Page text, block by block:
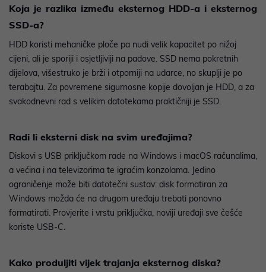
Koja je razlika između eksternog HDD-a i eksternog
SSD-a?
HDD koristi mehaničke ploče pa nudi velik kapacitet po nižoj
cijeni, ali je sporiji i osjetljiviji na padove. SSD nema pokretnih
dijelova, višestruko je brži i otporniji na udarce, no skuplji je po
terabajtu. Za povremene sigurnosne kopije dovoljan je HDD, a za
svakodnevni rad s velikim datotekama praktičniji je SSD.
Radi li eksterni disk na svim uređajima?
Diskovi s USB priključkom rade na Windows i macOS računalima,
a većina i na televizorima te igraćim konzolama. Jedino
ograničenje može biti datotečni sustav: disk formatiran za
Windows možda će na drugom uređaju trebati ponovno
formatirati. Provjerite i vrstu priključka, noviji uređaji sve češće
koriste USB-C.
Kako produljiti vijek trajanja eksternog diska?